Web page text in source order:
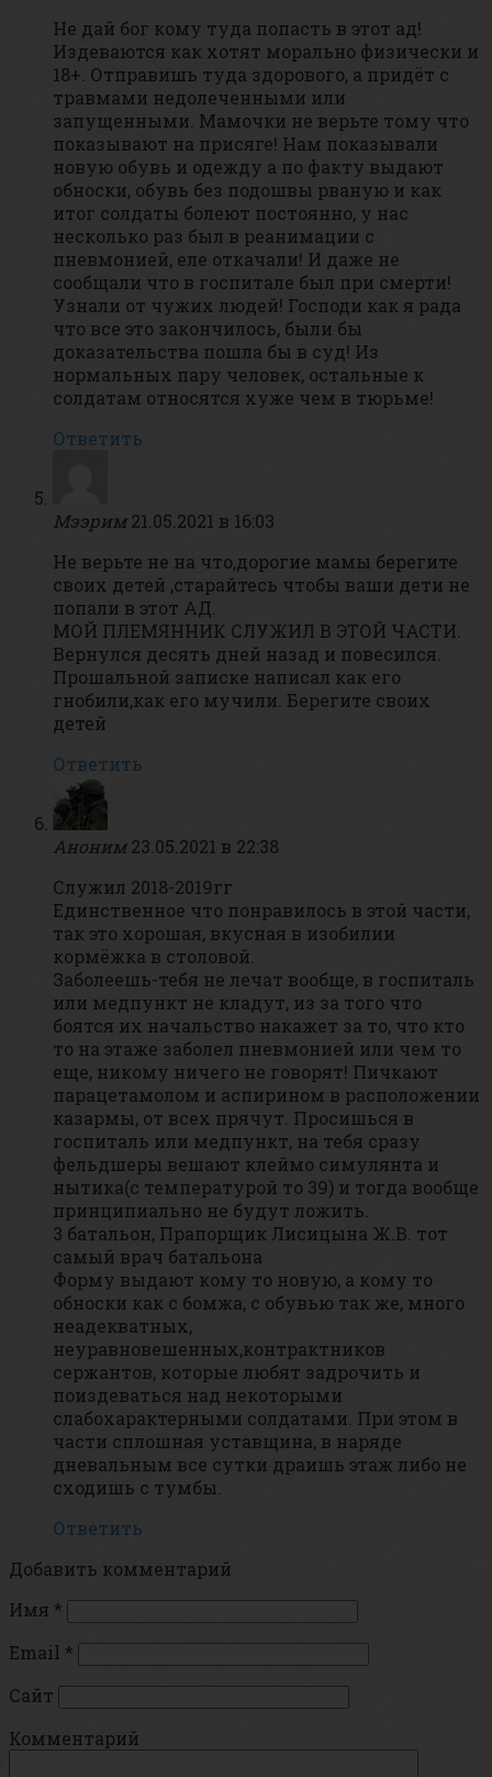
Не дай бог кому туда попасть в этот ад!
Издеваются как хотят морально физически и
18+. Отправишь туда здорового, а придёт с
травмами недолеченными или
запущенными. Мамочки не верьте тому что
показывают на присяге! Нам показывали
новую обувь и одежду а по факту выдают
обноски, обувь без подошвы рваную и как
итог солдаты болеют постоянно, у нас
несколько раз был в реанимации с
пневмонией, еле откачали! И даже не
сообщали что в госпитале был при смерти!
Узнали от чужих людей! Господи как я рада
что все это закончилось, были бы
доказательства пошла бы в суд! Из
нормальных пару человек, остальные к
солдатам относятся хуже чем в тюрьме!
Ответить
Мээрим 21.05.2021 в 16:03
Не верьте не на что,дорогие мамы берегите
своих детей ,старайтесь чтобы ваши дети не
попали в этот АД.
МОЙ ПЛЕМЯННИК СЛУЖИЛ В ЭТОЙ ЧАСТИ.
Вернулся десять дней назад и повесился.
Прошальной записке написал как его
гнобили,как его мучили. Берегите своих
детей
Ответить
Аноним 23.05.2021 в 22:38
Служил 2018-2019гг
Единственное что понравилось в этой части,
так это хорошая, вкусная в изобилии
кормёжка в столовой.
Заболеешь-тебя не лечат вообще, в госпиталь
или медпункт не кладут, из за того что
боятся их начальство накажет за то, что кто
то на этаже заболел пневмонией или чем то
еще, никому ничего не говорят! Пичкают
парацетамолом и аспирином в расположении
казармы, от всех прячут. Просишься в
госпиталь или медпункт, на тебя сразу
фельдшеры вешают клеймо симулянта и
нытика(с температурой то 39) и тогда вообще
принципиально не будут ложить.
3 батальон, Прапорщик Лисицына Ж.В. тот
самый врач батальона
Форму выдают кому то новую, а кому то
обноски как с бомжа, с обувью так же, много
неадекватных,
неуравновешенных,контрактников
сержантов, которые любят задрочить и
поиздеваться над некоторыми
слабохарактерными солдатами. При этом в
части сплошная уставщина, в наряде
дневальным все сутки драишь этаж либо не
сходишь с тумбы.
Ответить
Добавить комментарий
Имя *
Email *
Сайт
Комментарий